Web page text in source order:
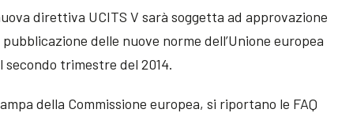
direttiva UCITS V sarà soggetta ad approvazione
delle nuove norme dell’Unione europea
trimestre del 2014.
della Commissione europea, si riportano le FAQ